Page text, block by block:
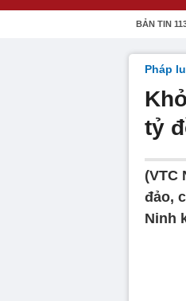
BẢN TIN
Pháp
tỷ
(VTC
đảo,
Ninh